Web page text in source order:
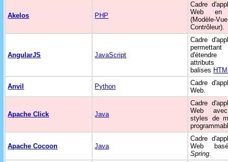
Akelos PHP
Cadre
Web
(Modèle-
Contrôleur).
AngularJS JavaScript
Cadre
permettant
balises
Anvil Python
Cadre
Web.
Apache Click Java
Cadre
Web
styles de
Apache Cocoon Java
Cadre
Web
Spring.